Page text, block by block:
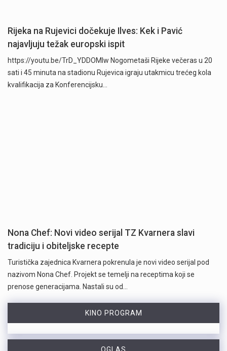
Rijeka na Rujevici dočekuje Ilves: Kek i Pavić
najavljuju težak europski ispit
https://youtu.be/TrD_YDDOMIw Nogometaši Rijeke večeras u 20
sati i 45 minuta na stadionu Rujevica igraju utakmicu trećeg kola
kvalifikacija za Konferencijsku…
Nona Chef: Novi video serijal TZ Kvarnera slavi
tradiciju i obiteljske recepte
Turistička zajednica Kvarnera pokrenula je novi video serijal pod
nazivom Nona Chef. Projekt se temelji na receptima koji se
prenose generacijama. Nastali su od…
KINO PROGRAM